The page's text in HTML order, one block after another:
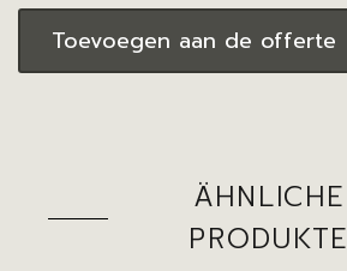
Toevoegen aan de offerte
ÄHNLICHE
PRODUKTE